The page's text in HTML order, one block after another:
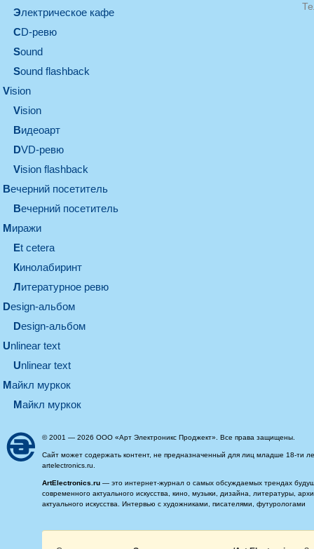
электрическое кафе
CD-ревю
sound
Sound flashback
vision
vision
видеоарт
DVD-ревю
Vision flashback
вечерний посетитель
вечерний посетитель
миражи
et cetera
кинолабиринт
литературное ревю
design-альбом
design-альбом
unlinear text
Unlinear text
майкл муркок
майкл муркок
© 2001 — 2026 ООО «Арт Электроникс Проджект». Все права защищены.
Сайт может содержать контент, не предназначенный для лиц младше 18-ти
artelectronics.ru.
ArtElectronics.ru — это интернет-журнал о самых обсуждаемых трендах
современного актуального искусства, кино, музыки, дизайна, литературы,
актуального искусства. Интервью с художниками, писателями, футурологами